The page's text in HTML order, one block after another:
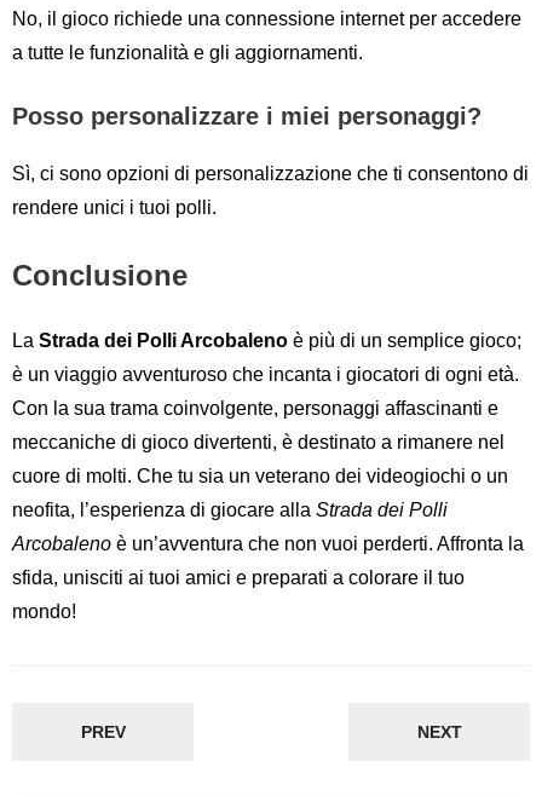
No, il gioco richiede una connessione internet per accedere
a tutte le funzionalità e gli aggiornamenti.
Posso personalizzare i miei personaggi?
Sì, ci sono opzioni di personalizzazione che ti consentono di
rendere unici i tuoi polli.
Conclusione
La Strada dei Polli Arcobaleno è più di un semplice gioco;
è un viaggio avventuroso che incanta i giocatori di ogni età.
Con la sua trama coinvolgente, personaggi affascinanti e
meccaniche di gioco divertenti, è destinato a rimanere nel
cuore di molti. Che tu sia un veterano dei videogiochi o un
neofita, l’esperienza di giocare alla Strada dei Polli
Arcobaleno è un’avventura che non vuoi perderti. Affronta la
sfida, unisciti ai tuoi amici e preparati a colorare il tuo
mondo!
PREV NEXT